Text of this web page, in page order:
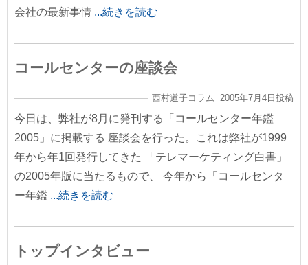
会社の最新事情 ...続きを読む
コールセンターの座談会
西村道子コラム 2005年7月4日投稿
今日は、弊社が8月に発刊する「コールセンター年鑑
2005」に掲載する 座談会を行った。これは弊社が1999
年から年1回発行してきた 「テレマーケティング白書」
の2005年版に当たるもので、 今年から「コールセンタ
ー年鑑 ...続きを読む
トップインタビュー